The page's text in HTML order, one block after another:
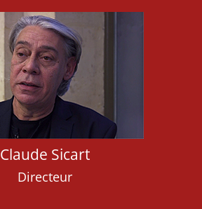
Claude Sicart
Directeur